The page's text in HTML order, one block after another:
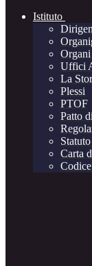
Istituto
Uffici
La
Plessi
PTOF
Patto
Carta